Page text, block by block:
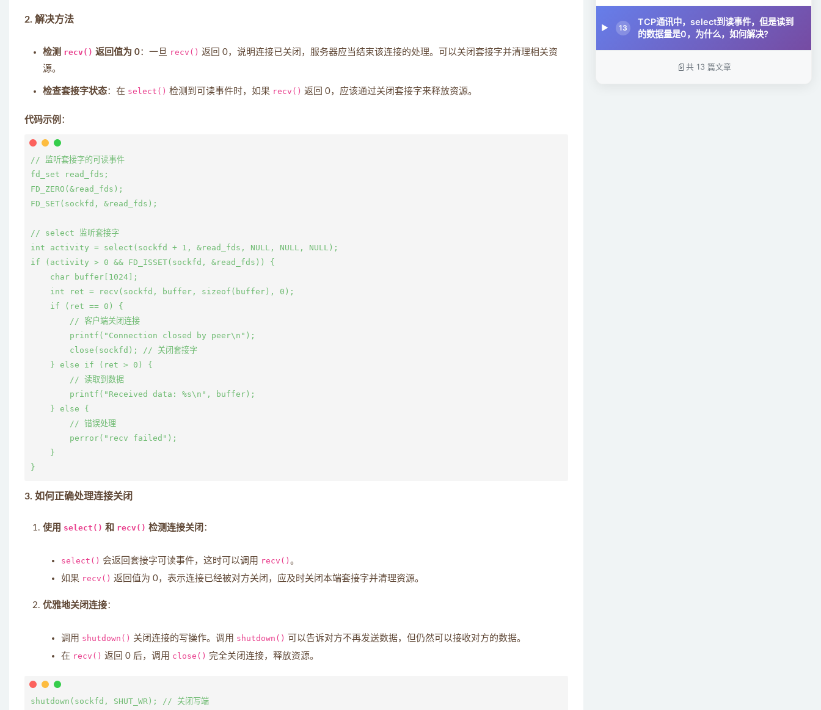
2. 解决方法
检测 recv() 返回值为 0：一旦 recv() 返回 0，说明连接已关闭，服务器应当结束该连接的处理。可以关闭套接字并清理相关资
源。
检查套接字状态：在 select() 检测到可读事件时，如果 recv() 返回 0，应该通过关闭套接字来释放资源。
代码示例 ：
// 监听套接字的可读事件
fd_set read_fds;
FD_ZERO(&read_fds);
FD_SET(sockfd, &read_fds);
// select 监听套接字
int activity = select(sockfd + 1, &read_fds, NULL, NULL, NULL);
if (activity > 0 && FD_ISSET(sockfd, &read_fds)) {
    char buffer[1024];
    int ret = recv(sockfd, buffer, sizeof(buffer), 0);
    if (ret == 0) {
        // 客户端关闭连接
        printf("Connection closed by peer\n");
        close(sockfd); // 关闭套接字
    } else if (ret > 0) {
        // 读取到数据
        printf("Received data: %s\n", buffer);
    } else {
        // 错误处理
        perror("recv failed");
    }
3. 如何正确处理连接关闭
使用 select() 和 recv() 检测连接关闭 ：
select() 会返回套接字可读事件，这时可以调用 recv() 。
如果 recv() 返回值为 0，表示连接已经被对方关闭，应及时关闭本端套接字并清理资源。
优雅地关闭连接：
调用 shutdown() 关闭连接的写操作。调用 shutdown() 可以告诉对方不再发送数据，但仍然可以接收对方的数据。
在 recv() 返回 0 后，调用 close() 完全关闭连接，释放资源。
shutdown(sockfd, SHUT_WR); // 关闭写端
13
TCP通讯中，select到读事件，但是读到
的数据量是0，为什么，如何解决?
共 13 篇文章